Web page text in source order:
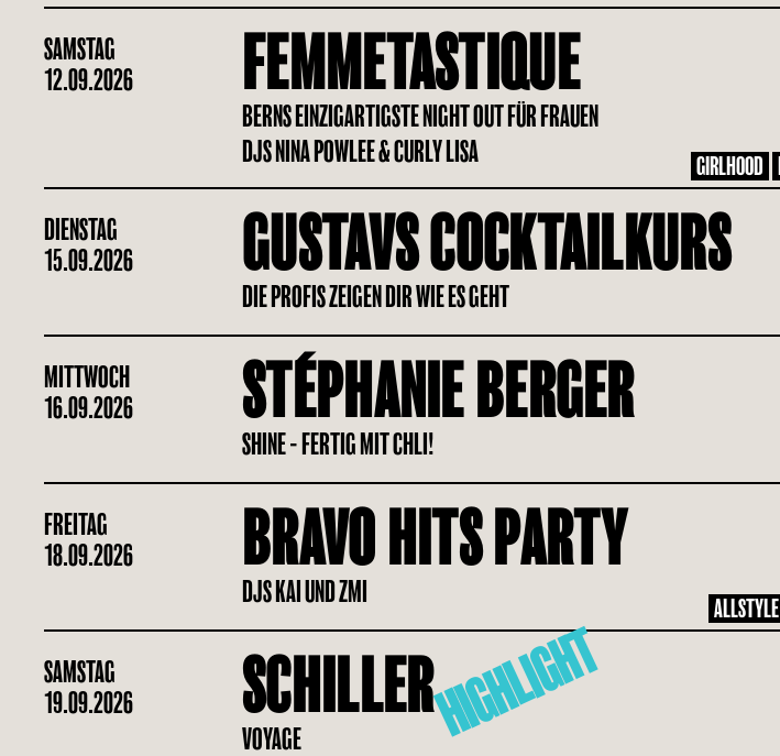
SAMSTAG
12.09.2026
FEMMETASTIQUE
BERNS EINZIGARTIGSTE NIGHT OUT FÜR FRAUEN
DJS NINA POWLEE & CURLY LISA
GIRLHOOD
DIENSTAG
15.09.2026
GUSTAVS COCKTAILKURS
DIE PROFIS ZEIGEN DIR WIE ES GEHT
MITTWOCH
16.09.2026
STÉPHANIE BERGER
SHINE - FERTIG MIT CHLI!
FREITAG
18.09.2026
BRAVO HITS PARTY
DJS KAI UND ZMI
ALLSTYLE
SAMSTAG
19.09.2026
SCHILLER
VOYAGE HIGHLIGHT